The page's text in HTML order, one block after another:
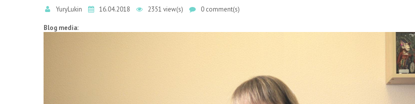
YuryLukin 16.04.2018 2351 view(s) 0 comment(s)
Blog media: